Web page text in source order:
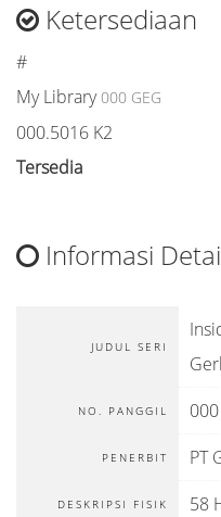
Ketersediaan
#
My Library 000 GEG
000.5016 K2
Tersedia
Informasi
JUDUL SERI
NO. PANGGIL
PENERBIT PT
DESKRIPSI FISIK 58